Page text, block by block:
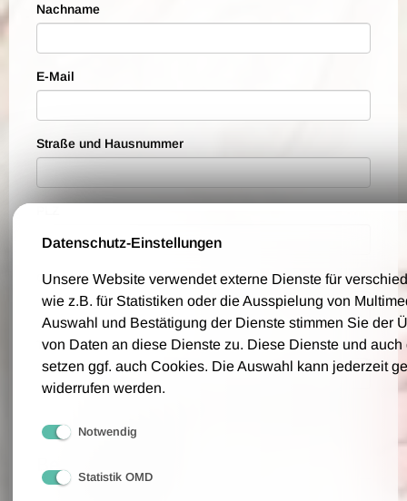
Nachname
E-Mail
Straße und Hausnummer
Ort
Telefon
Rückfragen erreichen können.
Datenschutz-Einstellungen
Unsere Website verwendet externe Dienste für
wie z.B. für Statistiken oder die Ausspielung von
Auswahl und Bestätigung der Dienste stimmen Sie der
von Daten an diese Dienste zu. Diese Dienste und
setzen ggf. auch Cookies. Die Auswahl kann jederzeit
widerrufen werden.
Notwendig
Statistik OMD